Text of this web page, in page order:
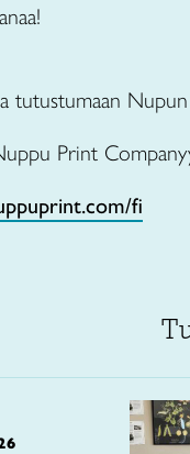
tutustumaan
Print
fi